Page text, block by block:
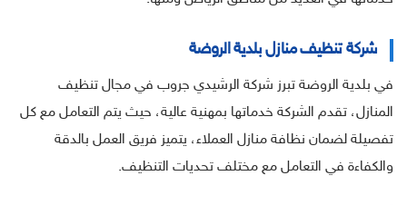
شركة تنظيف منازل بلدية الروضة
في بلدية الروضة تبرز شركة الرشيدي جروب في مجال تنظيف
المنازل، تقدم الشركة خدماتها بمهنية عالية، حيث يتم التعامل مع كل
تفصيلة لضمان نظافة منازل العملاء، يتميز فريق العمل بالدقة
والكفاءة في التعامل مع مختلف تحديات التنظيف.